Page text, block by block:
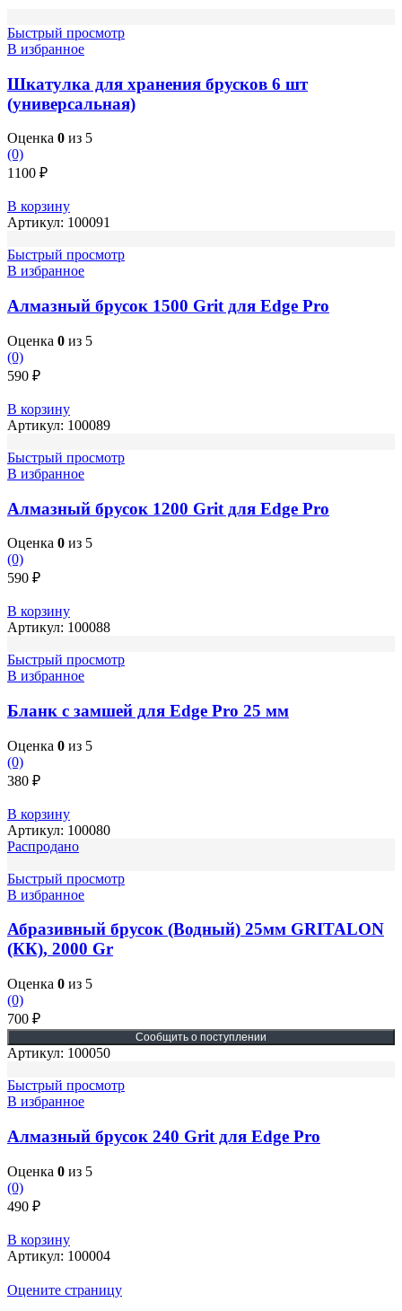
Быстрый просмотр
В избранное
Шкатулка для хранения брусков 6 шт
(универсальная)
Оценка 0 из 5
(0)
1100 ₽
В корзину
Артикул: 100091
Быстрый просмотр
В избранное
Алмазный брусок 1500 Grit для Edge Pro
Оценка 0 из 5
(0)
590 ₽
В корзину
Артикул: 100089
Быстрый просмотр
В избранное
Алмазный брусок 1200 Grit для Edge Pro
Оценка 0 из 5
(0)
590 ₽
В корзину
Артикул: 100088
Быстрый просмотр
В избранное
Бланк с замшей для Edge Pro 25 мм
Оценка 0 из 5
(0)
380 ₽
В корзину
Артикул: 100080
Распродано
Быстрый просмотр
В избранное
Абразивный брусок (Водный) 25мм GRITALON
(КК), 2000 Gr
Оценка 0 из 5
(0)
700 ₽
Артикул: 100050
Быстрый просмотр
В избранное
Алмазный брусок 240 Grit для Edge Pro
Оценка 0 из 5
(0)
490 ₽
В корзину
Артикул: 100004
Оцените страницу